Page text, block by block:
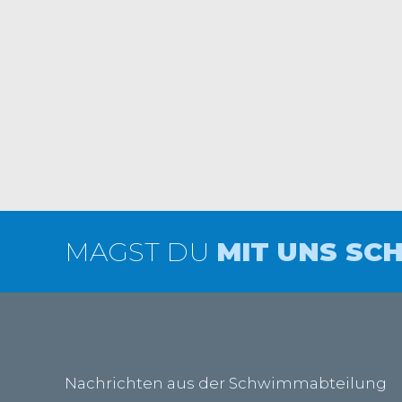
MAGST DU MIT UNS
Nachrichten aus der Schwimmabteilung